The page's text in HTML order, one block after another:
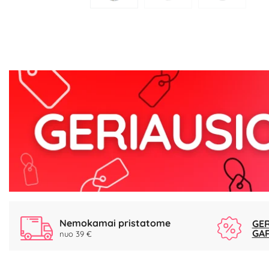
Nemokamai pristatome
nuo 39 €